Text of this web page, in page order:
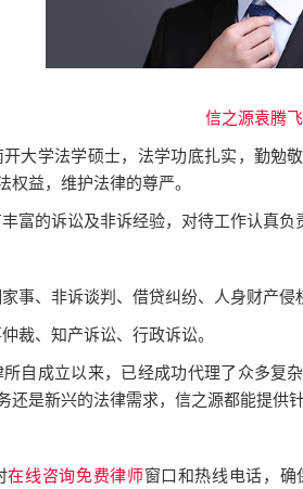
信之源袁腾
大学法学硕士，法学功底扎实，勤勉
权益，维护法律的尊严。
富的诉讼及非诉经验，对待工作认真负
事、非诉谈判、借贷纠纷、人身财产侵
裁、知产诉讼、行政诉讼。
所自成立以来，已经成功代理了众多复
还是新兴的法律需求，信之源都能提供
在线咨询免费律师窗口和热线电话，